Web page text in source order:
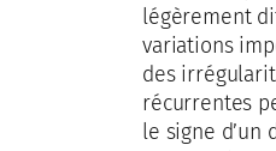
légèrement
variations
des
récurrentes
le signe d’un